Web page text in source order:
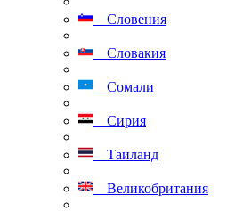
Словения
Словакия
Сомали
Сирия
Таиланд
Великобритания